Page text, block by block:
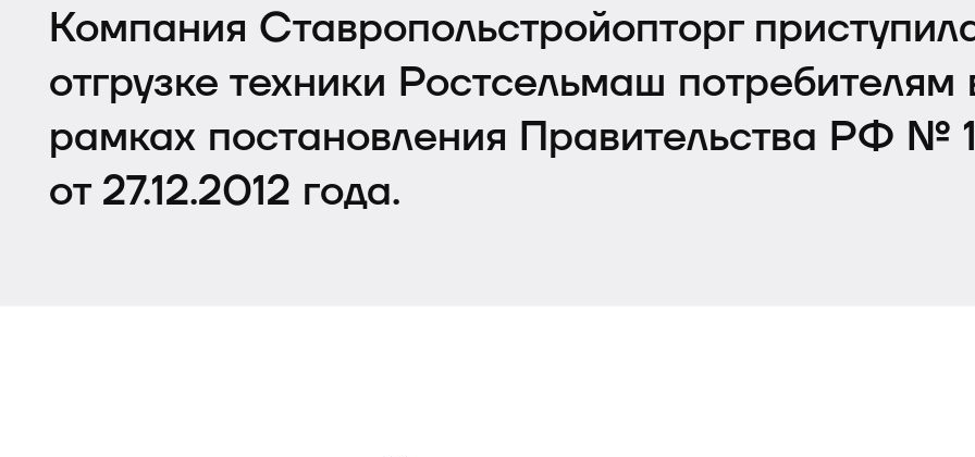
Компания Ставропольстройопторг
отгрузке техники Ростсельмаш потребителям
рамках постановления Правительства РФ №
от 27.12.2012 года.